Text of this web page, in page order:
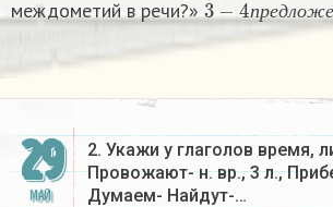
междометий в речи?»
пр е дл о ж е
29
МАЙ
2. Укажи у глаголов время,
Провожают- н. вр., 3 л.,
Думаем- Найдут-…